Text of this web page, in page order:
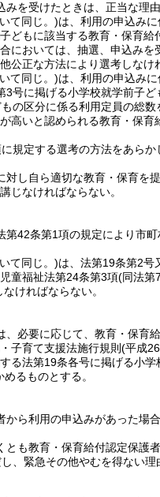
を受けたときは、正当な理
て同じ。)は、利用の申込み
もに該当する教育・保育
においては、抽選、申込み
正な方法により選考しなけ
て同じ。)は、利用の申込み
号に掲げる小学校就学前子
の区分に係る利用定員の総
高いと認められる教育・保
規定する選考の方法をあら
し自ら適切な教育・保育を
じなければならない。
42条第1項の規定により市
て同じ。)は、法第19条第2号
童福祉法第24条第3項(同法第
ければならない。
必要に応じて、教育・保育
子育て支援法施行規則 (平成
る法第19条各号に掲げる小
るものとする。
ら利用の申込みがあった場
も教育・保育給付認定保護
、緊急その他やむを得ない理